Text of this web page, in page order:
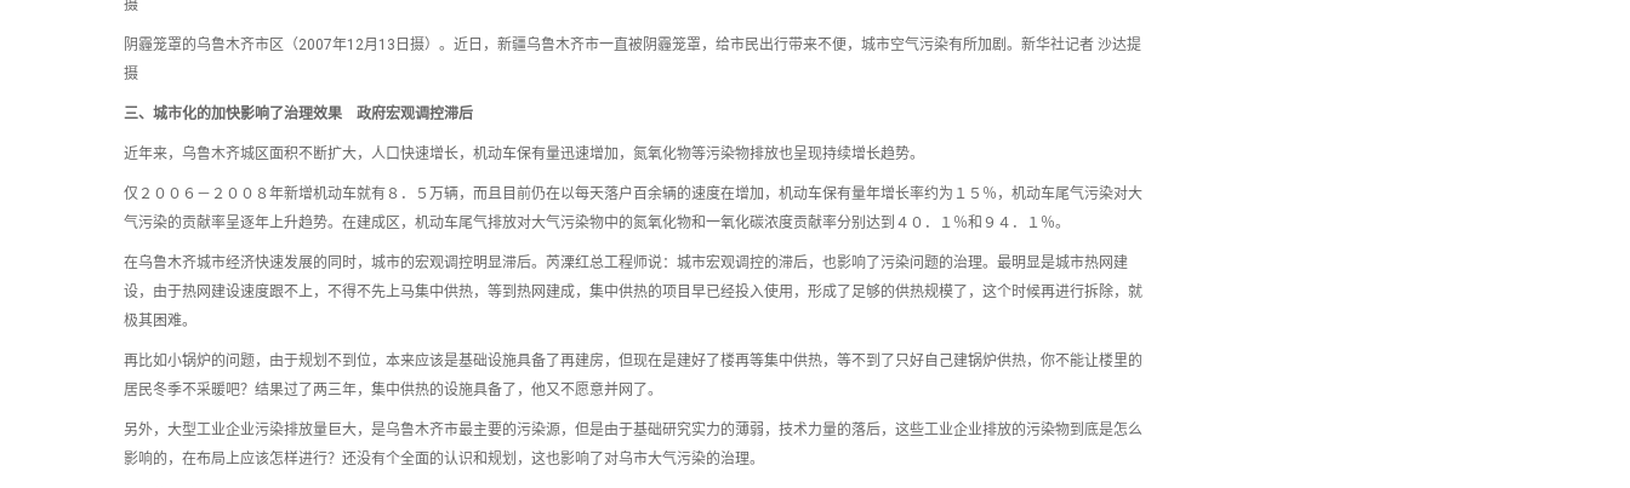
摄
阴霾笼罩的乌鲁木齐市区（2007年12月13日摄）。近日，新疆乌鲁木齐市一直被阴霾笼罩，给市民出行带来不便，城市空气污染有所加剧。新华社记者 沙达提
摄
三、城市化的加快影响了治理效果 政府宏观调控滞后
近年来，乌鲁木齐城区面积不断扩大，人口快速增长，机动车保有量迅速增加，氮氧化物等污染物排放也呈现持续增长趋势。
仅２００６－２００８年新增机动车就有８．５万辆，而且目前仍在以每天落户百余辆的速度在增加，机动车保有量年增长率约为１５％，机动车尾气污染对大
气污染的贡献率呈逐年上升趋势。在建成区，机动车尾气排放对大气污染物中的氮氧化物和一氧化碳浓度贡献率分别达到４０．１％和９４．１％。
在乌鲁木齐城市经济快速发展的同时，城市的宏观调控明显滞后。芮溧红总工程师说：城市宏观调控的滞后，也影响了污染问题的治理。最明显是城市热网建
设，由于热网建设速度跟不上，不得不先上马集中供热，等到热网建成，集中供热的项目早已经投入使用，形成了足够的供热规模了，这个时候再进行拆除，就
极其困难。
再比如小锅炉的问题，由于规划不到位，本来应该是基础设施具备了再建房，但现在是建好了楼再等集中供热，等不到了只好自己建锅炉供热，你不能让楼里的
居民冬季不采暖吧？结果过了两三年，集中供热的设施具备了，他又不愿意并网了。
另外，大型工业企业污染排放量巨大，是乌鲁木齐市最主要的污染源，但是由于基础研究实力的薄弱，技术力量的落后，这些工业企业排放的污染物到底是怎么
影响的，在布局上应该怎样进行？还没有个全面的认识和规划，这也影响了对乌市大气污染的治理。